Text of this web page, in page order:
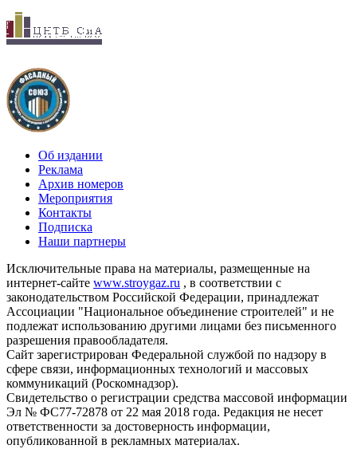
Об издании
Реклама
Архив номеров
Мероприятия
Контакты
Подписка
Наши партнеры
Исключительные права на материалы, размещенные на
интернет-сайте www.stroygaz.ru , в соответствии с
законодательством Российской Федерации, принадлежат
Ассоциации "Национальное объединение строителей" и не
подлежат использованию другими лицами без письменного
разрешения правообладателя.
Сайт зарегистрирован Федеральной службой по надзору в
сфере связи, информационных технологий и массовых
коммуникаций (Роскомнадзор).
Свидетельство о регистрации средства массовой информации
Эл № ФС77-72878 от 22 мая 2018 года. Редакция не несет
ответственности за достоверность информации,
опубликованной в рекламных материалах.